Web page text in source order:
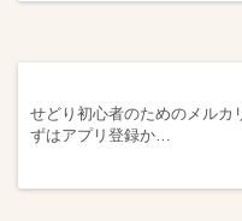
せどり初心者のためのメルカ
ずはアプリ登録か…